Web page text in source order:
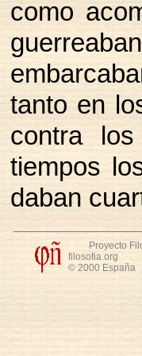
como
tanto en
contra
tiempos
daban
Proyecto
filosofia.org
© 2000 España